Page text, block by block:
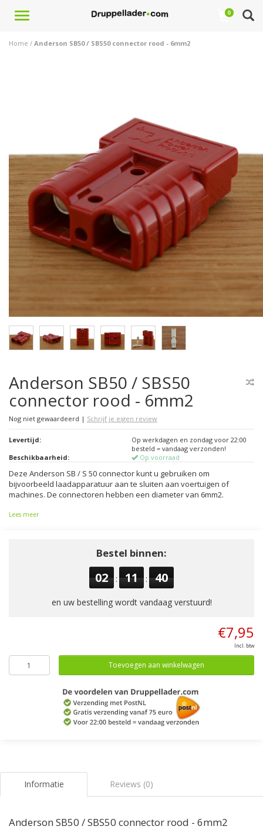
Toggle
0
Home / Anderson SB50 / SBS50 connector rood - 6mm2
Anderson SB50 / SBS50
connector rood - 6mm2
Nog niet gewaardeerd | Schrijf je eigen review
Levertijd:
Op werkdagen en zondag voor 22:00
besteld = vandaag verzonden!
Beschikbaarheid:
Op voorraad
Deze Anderson SB / S 50 connector kunt u gebruiken om
bijvoorbeeld laadapparatuur aan te sluiten aan voertuigen of
machines. De connectoren hebben een diameter van 6mm2.
Lees meer
Bestel binnen:
02 : 11 : 39
en uw bestelling wordt vandaag verstuurd!
€7,95
Incl. btw
Toevoegen aan winkelwagen
Informatie Reviews (0)
Anderson SB50 / SBS50 connector rood - 6mm2